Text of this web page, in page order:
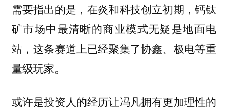
需要指出的是，在炎和科技创立初期，钙钛
矿市场中最清晰的商业模式无疑是地面电
站，这条赛道上已经聚集了协鑫、极电等重
量级玩家。
或许是投资人的经历让冯凡拥有更加理性的